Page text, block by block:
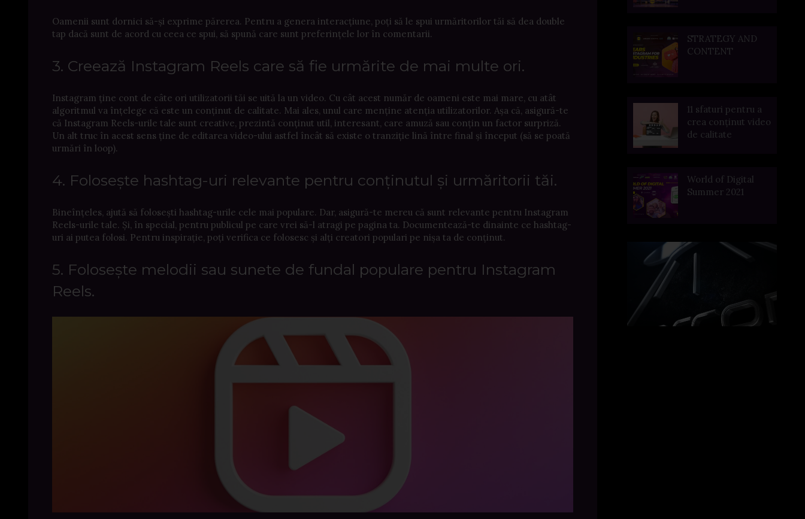
Oamenii sunt dornici să-și exprime părerea. Pentru a genera interacțiune, poți să le spui urmăritorilor tăi să dea double
tap dacă sunt de acord cu ceea ce spui, să spună care sunt preferințele lor în comentarii.
3. Creează Instagram Reels care să fie urmărite de mai multe ori.
Instagram ține cont de câte ori utilizatorii tăi se uită la un video. Cu cât acest număr de oameni este mai mare, cu atât
algoritmul va înțelege că este un conținut de calitate. Mai ales, unul care menține atenția utilizatorilor. Așa că, asigură-te
că Instagram Reels-urile tale sunt creative, prezintă conținut util, interesant, care amuză sau conțin un factor surpriză.
Un alt truc în acest sens ține de editarea video-ului astfel încât să existe o tranziție lină între final și început (să se poată
urmări în loop).
4. Folosește hashtag-uri relevante pentru conținutul și urmăritorii tăi.
Bineînțeles, ajută să folosești hashtag-urile cele mai populare. Dar, asigură-te mereu că sunt relevante pentru Instagram
Reels-urile tale. Și, în special, pentru publicul pe care vrei să-l atragi pe pagina ta. Documentează-te dinainte ce hashtag-
uri ai putea folosi. Pentru inspirație, poți verifica ce folosesc și alți creatori populari pe nișa ta de conținut.
5. Folosește melodii sau sunete de fundal populare pentru Instagram
Reels.
STRATEGY AND
CONTENT
11 sfaturi pentru a
crea conținut video
de calitate
World of Digital
Summer 2021